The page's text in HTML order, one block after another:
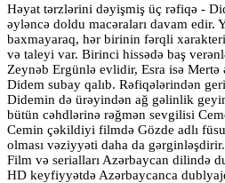
Həyat tərzlərini dəyişmiş üç rəfiqə -
əyləncə doldu macəraları davam edir.
baxmayaraq, hər birinin fərqli
və taleyi var. Birinci hissədə baş
Zeynəb Ergünlə evlidir, Esra isə Mertə
Didem subay qalıb. Rəfiqələrindən
Didemin də ürəyindən ağ gəlinlik
bütün cəhdlərinə rəğmən sevgilisi
Cemin çəkildiyi filmdə Gözde adlı
olması vəziyyəti daha da
Film və serialları Azərbaycan dilində
HD keyfiyyətdə Azərbaycanca